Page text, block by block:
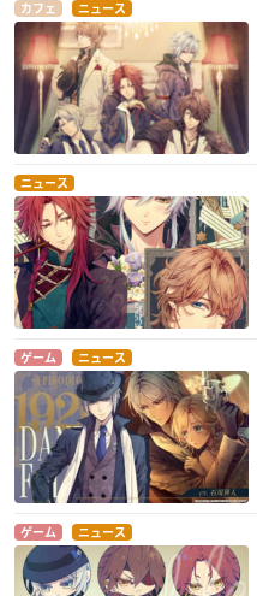
カフェ ニュース
ニュース
ゲーム ニュース
ゲーム ニュース